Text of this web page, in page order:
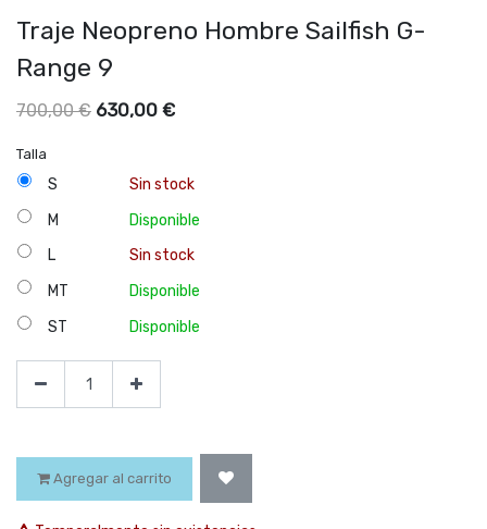
Traje Neopreno Hombre Sailfish G-
Range 9
700,00€ 630,00 €
Talla
S
Sin stock
M
Disponible
L
Sin stock
MT
Disponible
ST
Disponible
Agregar al carrito